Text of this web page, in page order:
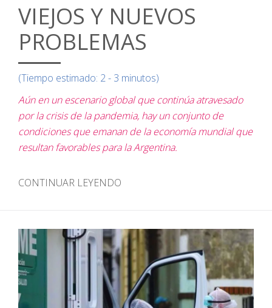
VIEJOS Y NUEVOS
PROBLEMAS
(Tiempo estimado: 2 - 3 minutos)
Aún en un escenario global que continúa atravesado
por la crisis de la pandemia, hay un conjunto de
condiciones que emanan de la economía mundial que
resultan favorables para la Argentina.
CONTINUAR LEYENDO